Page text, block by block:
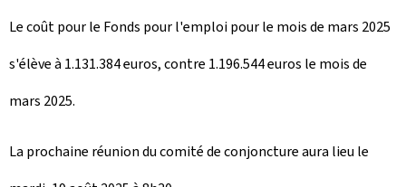
Le coût pour le Fonds pour l'emploi pour le mois de mars 2025
s'élève à 1.131.384 euros, contre 1.196.544 euros le mois de
mars 2025.
La prochaine réunion du comité de conjoncture aura lieu le